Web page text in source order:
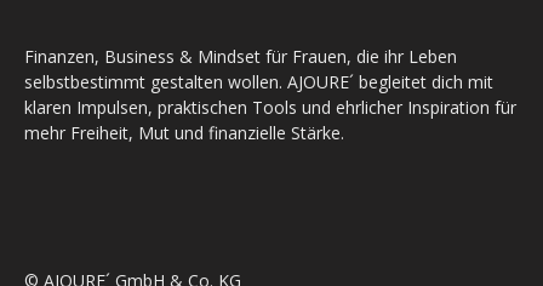
Finanzen, Business & Mindset für Frauen, die ihr Leben
selbstbestimmt gestalten wollen. AJOURE´ begleitet dich mit
klaren Impulsen, praktischen Tools und ehrlicher Inspiration für
mehr Freiheit, Mut und finanzielle Stärke.
© AJOURE´ GmbH & Co. KG